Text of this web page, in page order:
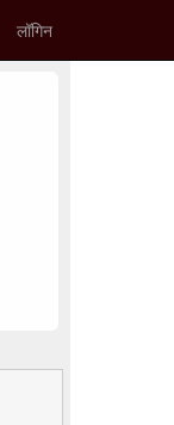
लॉगिन